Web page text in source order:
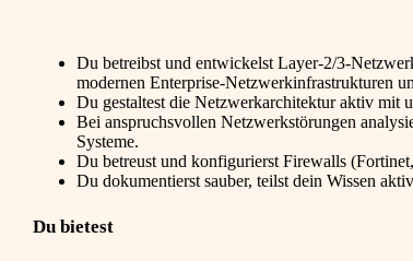
Du betreibst und entwickelst Layer-2/3-
modernen Enterprise-Netzwerkinfrastrukturen
Du gestaltest die Netzwerkarchitektur aktiv mit
Bei anspruchsvollen Netzwerkstörungen
Systeme.
Du betreust und konfigurierst Firewalls
Du dokumentierst sauber, teilst dein Wissen
Du bietest